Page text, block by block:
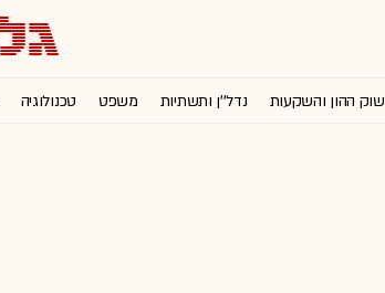
שוק ההון והשקעות נדל''ן ותשתיות משפט טכנולוגיה